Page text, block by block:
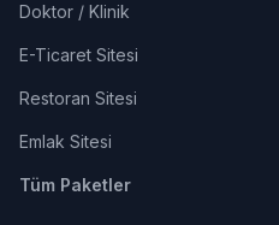
Doktor / Klinik
E-Ticaret Sitesi
Restoran Sitesi
Emlak Sitesi
Tüm Paketler